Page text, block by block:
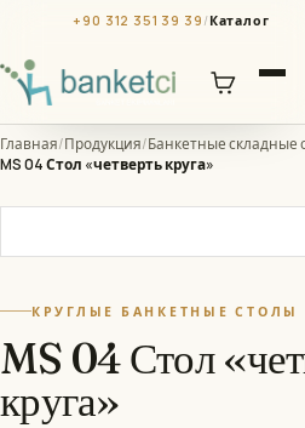
+90 312 351 39 39 /Каталог
Главная/Продукция/Банкетные складные
MS 04 Стол «четверть круга»
КРУГЛЫЕ БАНКЕТНЫЕ СТОЛЫ
MS 04 Стол
круга»